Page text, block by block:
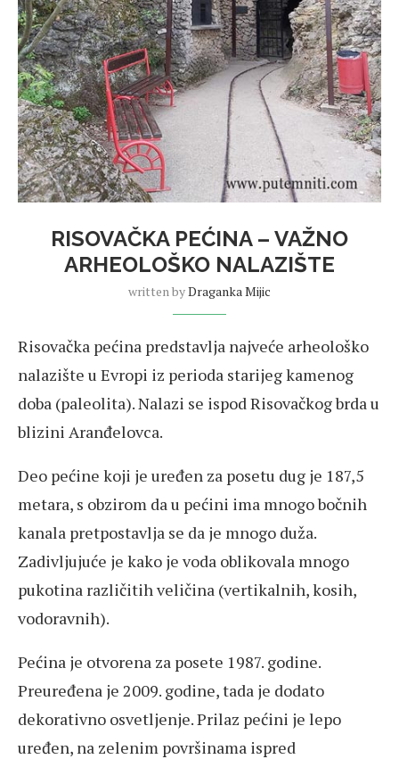
RISOVAČKA PEĆINA – VAŽNO
ARHEOLOŠKO NALAZIŠTE
written byDraganka Mijic
Risovačka pećina predstavlja najveće arheološko
nalazište u Evropi iz perioda starijeg kamenog
doba (paleolita). Nalazi se ispod Risovačkog brda u
blizini Aranđelovca.
Deo pećine koji je uređen za posetu dug je 187,5
metara, s obzirom da u pećini ima mnogo bočnih
kanala pretpostavlja se da je mnogo duža.
Zadivljujuće je kako je voda oblikovala mnogo
pukotina različitih veličina (vertikalnih, kosih,
vodoravnih).
Pećina je otvorena za posete 1987. godine.
Preuređena je 2009. godine, tada je dodato
dekorativno osvetljenje. Prilaz pećini je lepo
uređen, na zelenim površinama ispred